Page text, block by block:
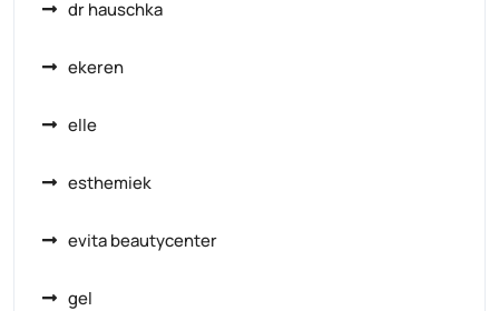
dr hauschka
ekeren
elle
esthemiek
evita beautycenter
gel